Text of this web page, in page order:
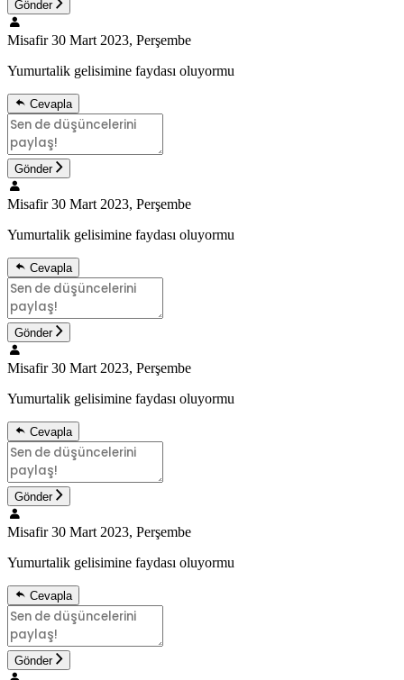
Gönder
Misafir 30 Mart 2023, Perşembe
Yumurtalik gelisimine faydası oluyormu
Cevapla
Gönder
Misafir 30 Mart 2023, Perşembe
Yumurtalik gelisimine faydası oluyormu
Cevapla
Gönder
Misafir 30 Mart 2023, Perşembe
Yumurtalik gelisimine faydası oluyormu
Cevapla
Gönder
Misafir 30 Mart 2023, Perşembe
Yumurtalik gelisimine faydası oluyormu
Cevapla
Gönder